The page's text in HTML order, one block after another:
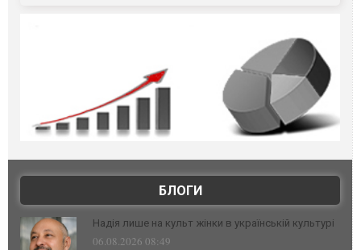
БЛОГИ
Надія лише на культ жінки в українській культурі
06.08.2026 08:49